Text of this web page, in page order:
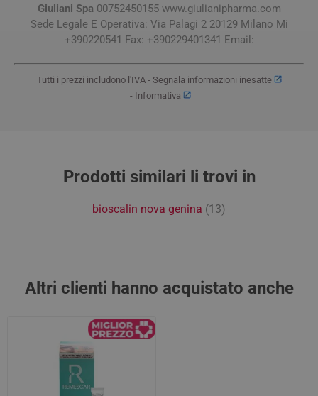
Giuliani Spa 00752450155 www.giulianipharma.com
Sede Legale E Operativa: Via Palagi 2 20129 Milano Mi
+390220541 Fax: +390229401341 Email:
Tutti i prezzi includono l'IVA - Segnala informazioni inesatte
- Informativa
Prodotti similari li trovi in
bioscalin nova genina (13)
Altri clienti hanno acquistato anche